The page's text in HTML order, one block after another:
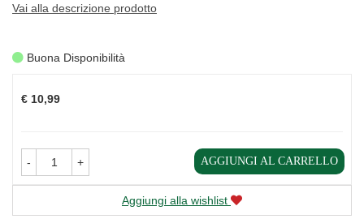
Vai alla descrizione prodotto
Buona Disponibilità
€ 10,99
- + AGGIUNGI AL CARRELLO
Aggiungi alla wishlist